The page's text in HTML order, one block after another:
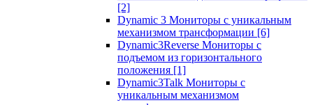
[2]
Dynamic 3 Мониторы с уникальным
механизмом трансформации [6]
Dynamic3Reverse Мониторы с
подъемом из горизонтального
положения [1]
Dynamic3Talk Мониторы с
уникальным механизмом